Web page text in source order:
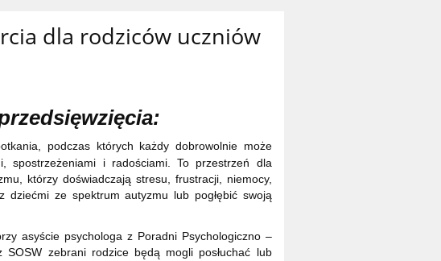
dla rodziców uczniów
podczas których każdy dobrowolnie może
spostrzeżeniami i radościami. To przestrzeń dla
którzy doświadczają stresu, frustracji, niemocy,
ze spektrum autyzmu lub pogłębić swoją
asyście psychologa z Poradni Psychologiczno –
zebrani rodzice będą mogli posłuchać lub